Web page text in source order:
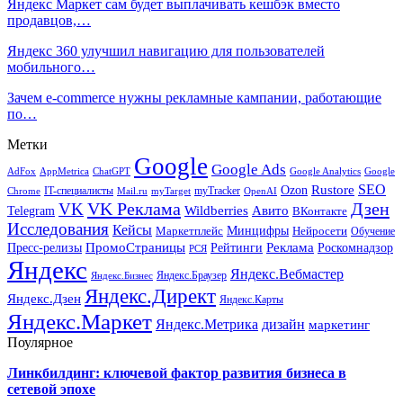
Яндекс Маркет сам будет выплачивать кешбэк вместо
продавцов,…
Яндекс 360 улучшил навигацию для пользователей
мобильного…
Зачем e-commerce нужны рекламные кампании, работающие
по…
Метки
AdFox AppMetrica ChatGPT Google Google Ads Google Analytics Google
Chrome IT-специалисты Mail.ru myTarget myTracker OpenAI Ozon Rustore SEO
Telegram VK VK Реклама Wildberries Авито ВКонтакте Дзен
Исследования Кейсы Маркетплейс Минцифры Нейросети Обучение
Пресс-релизы ПромоСтраницы РСЯ Рейтинги Реклама Роскомнадзор
Яндекс Яндекс.Бизнес Яндекс.Браузер Яндекс.Вебмастер
Яндекс.Дзен Яндекс.Директ Яндекс.Карты
Яндекс.Маркет Яндекс.Метрика дизайн маркетинг
Поулярное
Линкбилдинг: ключевой фактор развития бизнеса в
сетевой эпохе